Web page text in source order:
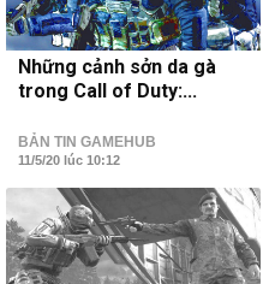
Những cảnh sởn da gà
trong Call of Duty:...
BẢN TIN GAMEHUB
11/5/20 lúc 10:12